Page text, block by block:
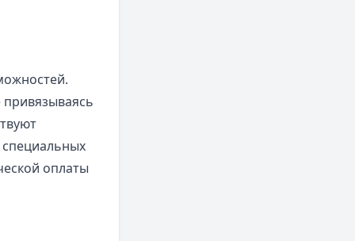
привязываясь
оплаты